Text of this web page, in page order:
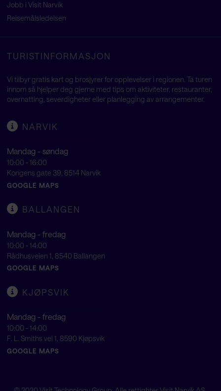
Jobb i Visit Narvik
Reisemålsledelsen
TURISTINFORMASJON
Vi tilbyr gratis kart og brosjyrer for opplevelser i regionen. Ta turen
innom så hjelper deg gjerne med tips om aktiviteter, restauranter,
overnatting, severdigheter eller planlegging av arrangementer.
NARVIK
Mandag - søndag
10:00 - 16:00
Kongens gate 39, 8514 Narvik
GOOGLE MAPS
BALLANGEN
Mandag - fredag
10:00 - 14:00
Rådhusveien 1, 8540 Ballangen
GOOGLE MAPS
KJØPSVIK
Mandag - fredag
10:00 - 14:00
F. L. Smiths vei 1, 8590 Kjøpsvik
GOOGLE MAPS